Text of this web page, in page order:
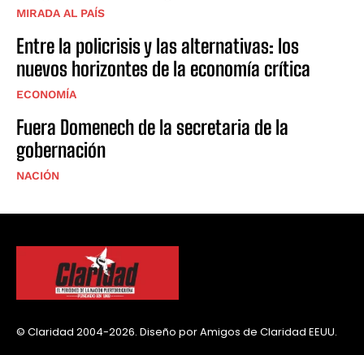
MIRADA AL PAÍS
Entre la policrisis y las alternativas: los
nuevos horizontes de la economía crítica
ECONOMÍA
Fuera Domenech de la secretaria de la
gobernación
NACIÓN
© Claridad 2004-2026. Diseño por Amigos de Claridad EEUU.